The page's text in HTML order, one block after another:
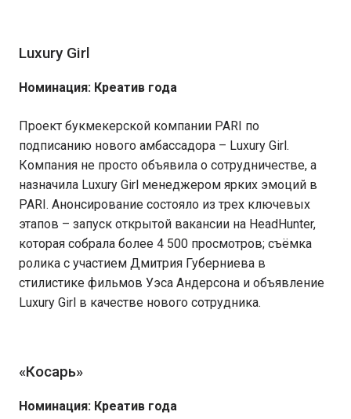
Luxury Girl
Номинация: Креатив года
Проект букмекерской компании PARI по
подписанию нового амбассадора – Luxury Girl.
Компания не просто объявила о сотрудничестве, а
назначила Luxury Girl менеджером ярких эмоций в
PARI. Анонсирование состояло из трех ключевых
этапов – запуск открытой вакансии на HeadHunter,
которая собрала более 4 500 просмотров; съёмка
ролика с участием Дмитрия Губерниева в
стилистике фильмов Уэса Андерсона и объявление
Luxury Girl в качестве нового сотрудника.
«Косарь»
Номинация: Креатив года